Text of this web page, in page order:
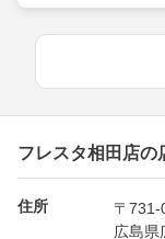
フレスタ相田店の
住所
〒731-
広島県